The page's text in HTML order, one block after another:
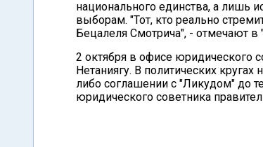
национального единства, а лишь
выборам. "Тот, кто реально
Бецалеля Смотрича", - отмечают в
2 октября в офисе юридического
Нетаниягу. В политических
либо соглашении с "Ликудом" до
юридического советника